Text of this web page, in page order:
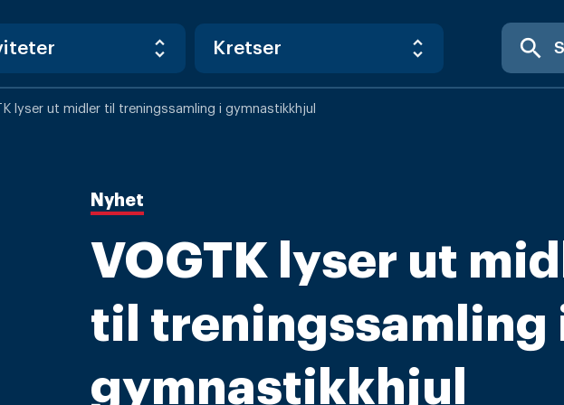
search
lyser ut midler til treningssamling i gymnastikkhjul
Nyhet
VOGTK lyser ut
til treningssamling
gymnastikkhjul